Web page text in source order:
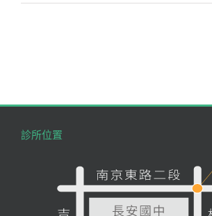
診所位置